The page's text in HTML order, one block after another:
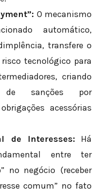
O mecanismo
automático,
transfere o
tecnológico para
criando
de sanções por
acessórias
de Interesses: Há
entre ter
no negócio (receber
comum” no fato